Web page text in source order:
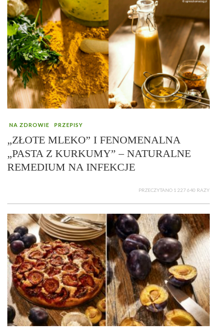
NA ZDROWIE PRZEPISY
„ZŁOTE MLEKO” I FENOMENALNA
„PASTA Z KURKUMY” – NATURALNE
REMEDIUM NA INFEKCJE
PRZECZYTANO 1 227 640 RAZY